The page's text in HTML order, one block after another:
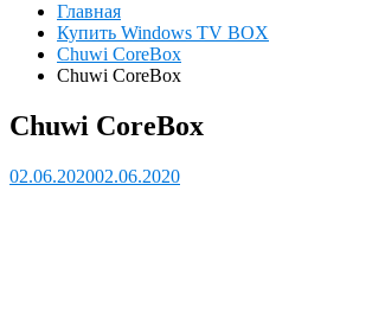
Главная
Купить Windows TV BOX
Chuwi CoreBox
Chuwi CoreBox
Chuwi CoreBox
02.06.202002.06.2020